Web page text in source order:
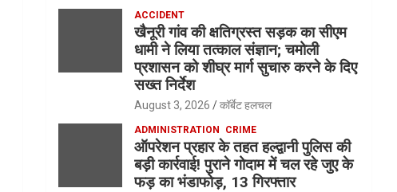
ACCIDENT
खैनूरी गांव की क्षतिग्रस्त सड़क का सीएम
धामी ने लिया तत्काल संज्ञान; चमोली
प्रशासन को शीघ्र मार्ग सुचारु करने के दिए
सख्त निर्देश
August 3, 2026 कॉर्बेट हलचल
ADMINISTRATION CRIME
ऑपरेशन प्रहार के तहत हल्द्वानी पुलिस की
बड़ी कार्रवाई! पुराने गोदाम में चल रहे जुए के
फड़ का भंडाफोड़, 13 गिरफ्तार